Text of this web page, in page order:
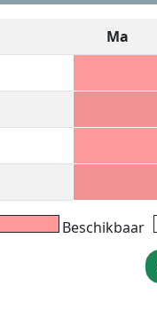
Ma
Beschikbaar